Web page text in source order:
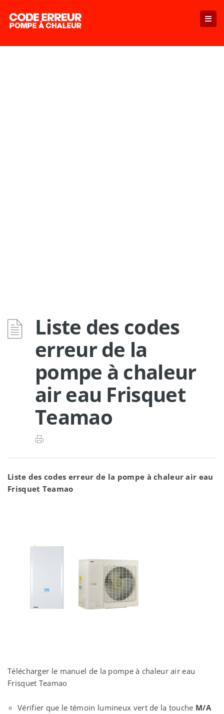
Liste des codes
erreur de la
pompe à chaleur
air eau Frisquet
Teamao
Liste des codes erreur de la pompe à chaleur air eau
Frisquet Teamao
Télécharger le manuel de la pompe à chaleur air eau
Frisquet Teamao
Vérifier que le témoin lumineux vert de la touche M/A